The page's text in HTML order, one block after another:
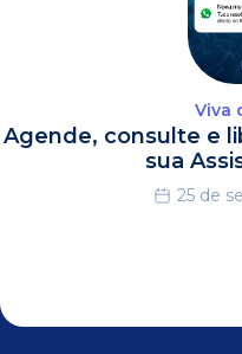
Viva
Agende, consulte e
sua
25 de